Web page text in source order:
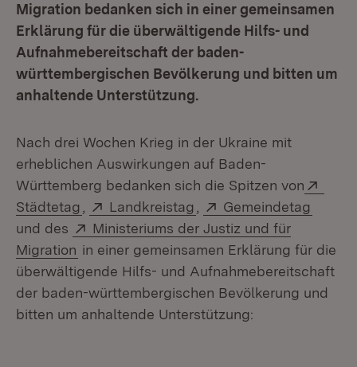
Migration bedanken sich in einer gemeinsamen
Erklärung für die überwältigende Hilfs- und
Aufnahmebereitschaft der baden-
württembergischen Bevölkerung und bitten um
anhaltende Unterstützung.
Nach drei Wochen Krieg in der Ukraine mit
erheblichen Auswirkungen auf Baden-
Württemberg bedanken sich die Spitzen von
Städtetag (Öffnet in neuem Fenster)
Extern:
Landkreistag (Öffnet in neuem
Extern:
Gemeindetag
und des
Extern:
Ministeriums der Justiz und für
Migration (Öffnet in neuem Fenster)
in einer gemeinsamen Erklärung für die
überwältigende Hilfs- und Aufnahmebereitschaft
der baden-württembergischen Bevölkerung und
bitten um anhaltende Unterstützung: